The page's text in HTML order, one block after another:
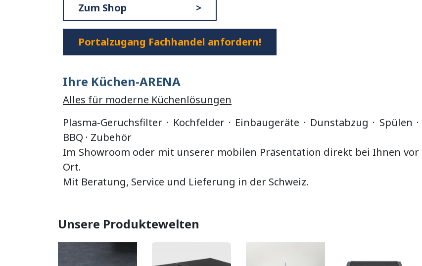
Zum Shop >
Portalzugang Fachhandel anfordern!
Ihre Küchen-ARENA
Alles für moderne Küchenlösungen
Plasma-Geruchsfilter · Kochfelder · Einbaugeräte · Dunstabzug · Spülen ·
BBQ · Zubehör
Im Showroom oder mit unserer mobilen Präsentation direkt bei Ihnen vor
Ort.
Mit Beratung, Service und Lieferung in der Schweiz.
Unsere Produktewelten